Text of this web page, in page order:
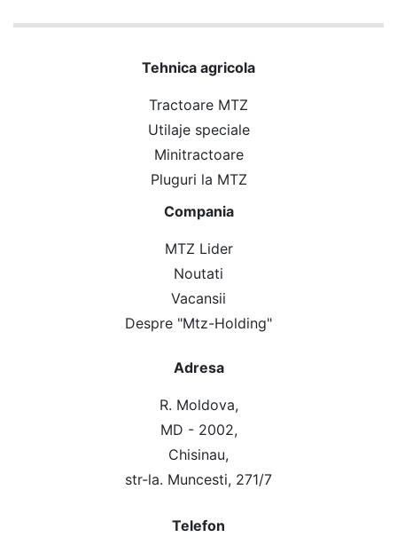
Tehnica agricola
Tractoare MTZ
Utilaje speciale
Minitractoare
Pluguri la MTZ
Compania
MTZ Lider
Noutati
Vacansii
Despre "Mtz-Holding"
Adresa
R. Moldova,
MD - 2002,
Chisinau,
str-la. Muncesti, 271/7
Telefon